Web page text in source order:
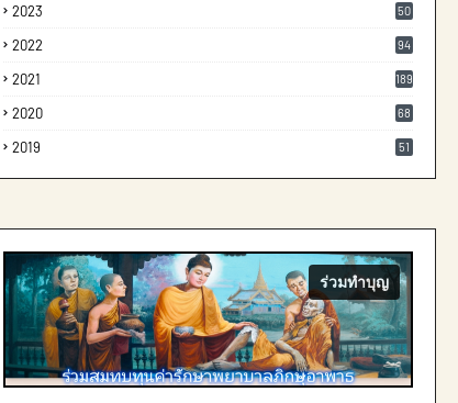
2023 50
2022 94
2021 189
2020 68
2019 51
ร่วมทำบุญ